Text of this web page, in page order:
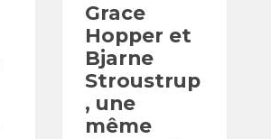
Grace
Hopper et
Bjarne
Stroustrup
, une
même